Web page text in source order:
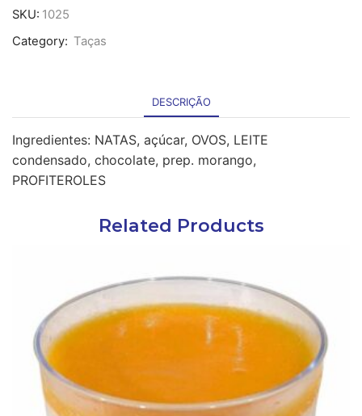
de
85g
SKU: 1025
Category: Taças
DESCRIÇÃO
Ingredientes: NATAS, açúcar, OVOS, LEITE
condensado, chocolate, prep. morango,
PROFITEROLES
Related Products